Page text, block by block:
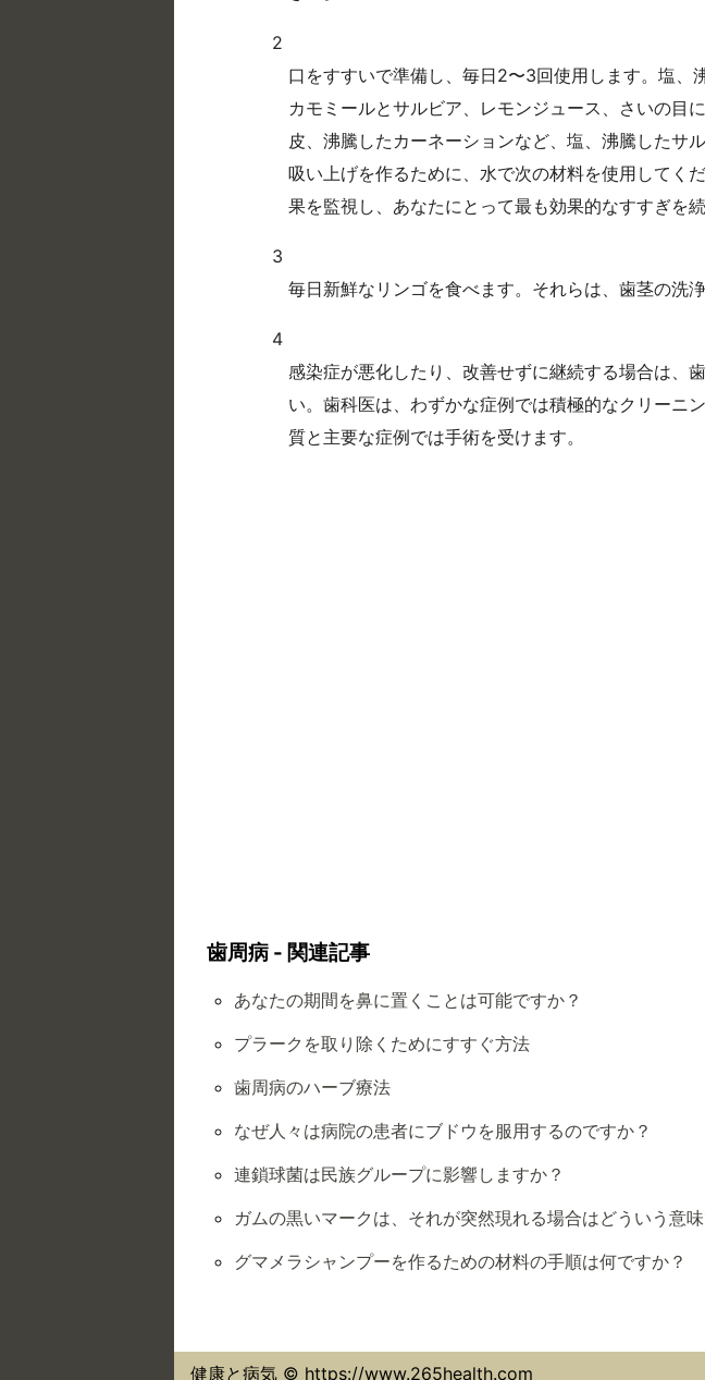
2
口をすすいで準備し、毎日2〜3回使用します。塩、
カモミールとサルビア、レモンジュース、さいの目
皮、沸騰したカーネーションなど、塩、沸騰したサ
吸い上げを作るために、水で次の材料を使用してく
果を監視し、あなたにとって最も効果的なすすぎを続
3
毎日新鮮なリンゴを食べます。それらは、歯茎の洗
4
感染症が悪化したり、改善せずに継続する場合は、
い。歯科医は、わずかな症例では積極的なクリーニ
質と主要な症例では手術を受けます。
歯周病 - 関連記事
あなたの期間を鼻に置くことは可能ですか？
プラークを取り除くためにすすぐ方法
歯周病のハーブ療法
なぜ人々は病院の患者にブドウを服用するのですか？
連鎖球菌は民族グループに影響しますか？
ガムの黒いマークは、それが突然現れる場合はどういう意
グマメラシャンプーを作るための材料の手順は何ですか？
健康と病気 © https://www.265health.com